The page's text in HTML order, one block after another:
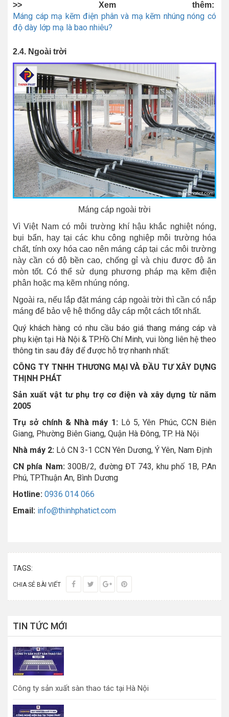
>> Xem thêm:
Máng cáp mạ kẽm điện phân và mạ kẽm nhúng nóng có
độ dày lớp mạ là bao nhiêu?
2.4. Ngoài trời
Máng cáp ngoài trời
Vì Việt Nam có môi trường khí hậu khắc nghiệt nóng,
bụi bẩn, hay tại các khu công nghiệp môi trường hóa
chất, tính oxy hóa cao nên máng cáp tại các môi trường
này cần có độ bền cao, chống gỉ và chịu được độ ăn
mòn tốt. Có thể sử dụng phương pháp mạ kẽm điện
phân hoặc mạ kẽm nhúng nóng.
Ngoài ra, nếu lắp đặt máng cáp ngoài trời thì cần có nắp
máng để bảo vệ hệ thống dây cáp một cách tốt nhất.
Quý khách hàng có nhu cầu báo giá thang máng cáp và
phụ kiện tại Hà Nội & TP.Hồ Chí Minh, vui lòng liên hệ theo
thông tin sau đây để được hỗ trợ nhanh nhất:
CÔNG TY TNHH THƯƠNG MẠI VÀ ĐẦU TƯ XÂY DỰNG
THỊNH PHÁT
Sản xuất vật tư phụ trợ cơ điện và xây dựng từ năm
2005
Trụ sở chính & Nhà máy 1: Lô 5, Yên Phúc, CCN Biên
Giang, Phường Biên Giang, Quận Hà Đông, TP. Hà Nội
Nhà máy 2: Lô CN 3-1 CCN Yên Dương, Ý Yên, Nam Định
CN phía Nam:300B/2, đường ĐT 743, khu phố 1B, P.An
Phú, TP.Thuận An, Bình Dương
Hotline: 0936 014 066
Email: info@thinhphatict.com
TAGS:
CHIA SẺ BÀI VIẾT
TIN TỨC MỚI
Công ty sản xuất sàn thao tác tại Hà Nội